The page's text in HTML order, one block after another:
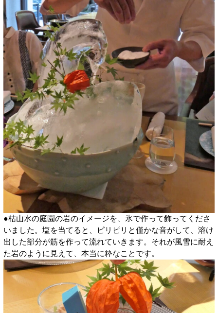
●枯山水の庭園の岩のイメージを、氷で作って飾ってくださ
いました。塩を当てると、ピリピリと僅かな音がして、溶け
出した部分が筋を作って流れていきます。それが風雪に耐え
た岩のように見えて、本当に粋なことです。